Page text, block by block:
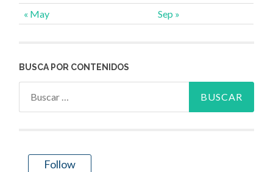
« May Sep »
BUSCA POR CONTENIDOS
Follow